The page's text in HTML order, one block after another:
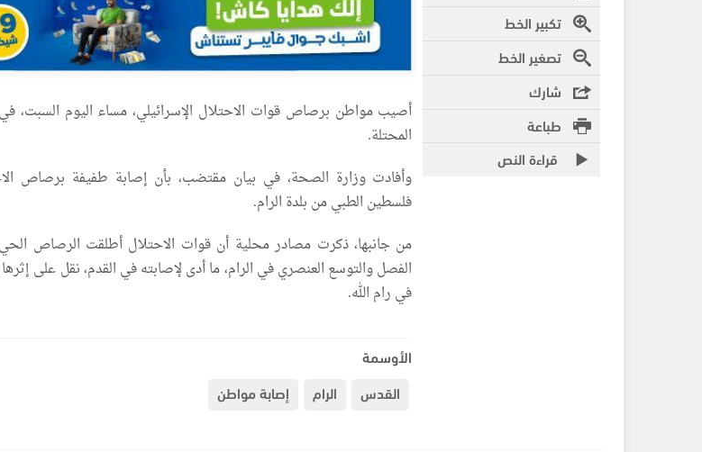
تكبير الخط
تصغير الخط
شارك
طباعة
قراءة النص
أصيب مواطن برصاص قوات الاحتلال الإسرائيلي، مساء اليوم السبت،
المحتلة.
وأفادت وزارة الصحة، في بيان مقتضب، بأن إصابة طفيفة برصاص
فلسطين الطبي من بلدة الرام.
من جانبها، ذكرت مصادر محلية أن قوات الاحتلال أطلقت الرصاص
الفصل والتوسع العنصري في الرام، ما أدى لإصابته في القدم، نقل على
في رام الله.
الأوسمة
القدس
الرام إصابة مواطن